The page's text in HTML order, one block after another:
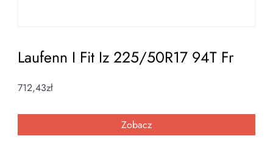
Laufenn I Fit Iz 225/50R17 94T Fr
712,43zł
Zobacz